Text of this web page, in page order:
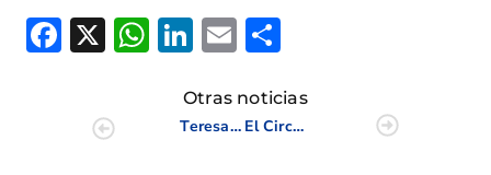
Facebook
X WhatsApp
LinkedIn
Email
Otras noticias
Teresa Caballer, mejor española en el Internacional de Portugal
El Circuito de Pitch & Putt de la CV arrancó en El Plantío